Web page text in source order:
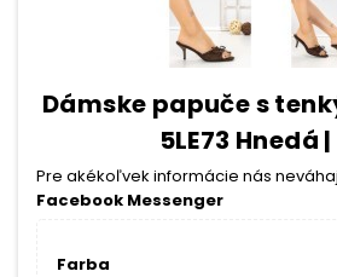
Dámske papuče s
5LE73 Hnedá
Pre akékoľvek informácie nás
Facebook Messenger
Farba